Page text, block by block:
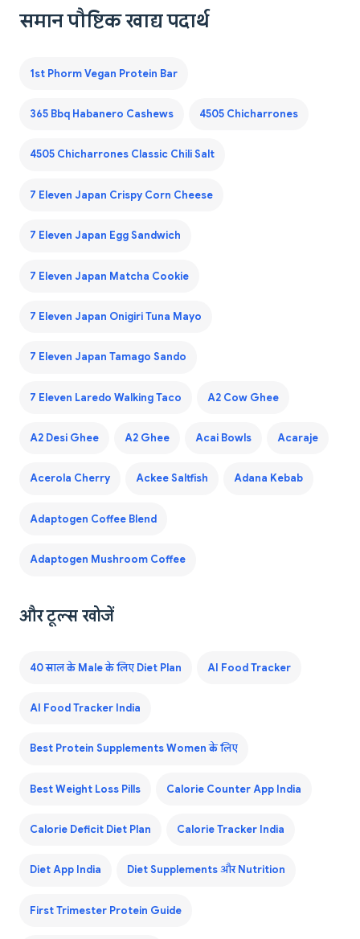
समान पौष्टिक खाद्य पदार्थ
1st Phorm Vegan Protein Bar
365 Bbq Habanero Cashews 4505 Chicharrones
4505 Chicharrones Classic Chili Salt
7 Eleven Japan Crispy Corn Cheese
7 Eleven Japan Egg Sandwich
7 Eleven Japan Matcha Cookie
7 Eleven Japan Onigiri Tuna Mayo
7 Eleven Japan Tamago Sando
7 Eleven Laredo Walking Taco A2 Cow Ghee
A2 Desi Ghee A2 Ghee Acai Bowls Acaraje
Acerola Cherry Ackee Saltfish Adana Kebab
Adaptogen Coffee Blend
Adaptogen Mushroom Coffee
और टूल्स खोजें
40 साल के Male के लिए Diet Plan AI Food Tracker
AI Food Tracker India
Best Protein Supplements Women के लिए
Best Weight Loss Pills Calorie Counter App India
Calorie Deficit Diet Plan Calorie Tracker India
Diet App India Diet Supplements और Nutrition
First Trimester Protein Guide